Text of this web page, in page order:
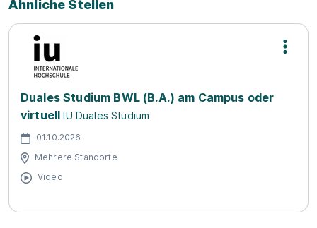
Ähnliche Stellen
Duales Studium BWL (B.A.) am Campus oder
virtuell IU Duales Studium
01.10.2026
Mehrere Standorte
Video